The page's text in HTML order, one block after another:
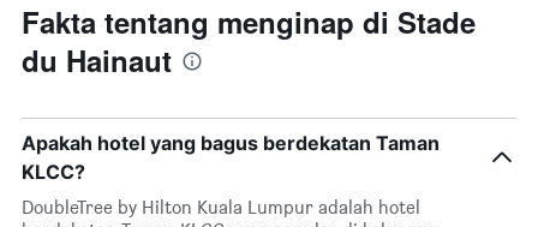
Fakta tentang menginap di Stade
du Hainaut
Apakah hotel yang bagus berdekatan Taman
KLCC?
DoubleTree by Hilton Kuala Lumpur adalah hotel